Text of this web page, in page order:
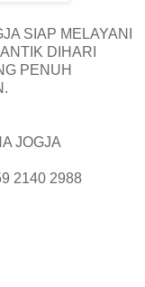
SIAP MELAYANI
DIHARI
PENUH
JOGJA
2140 2988